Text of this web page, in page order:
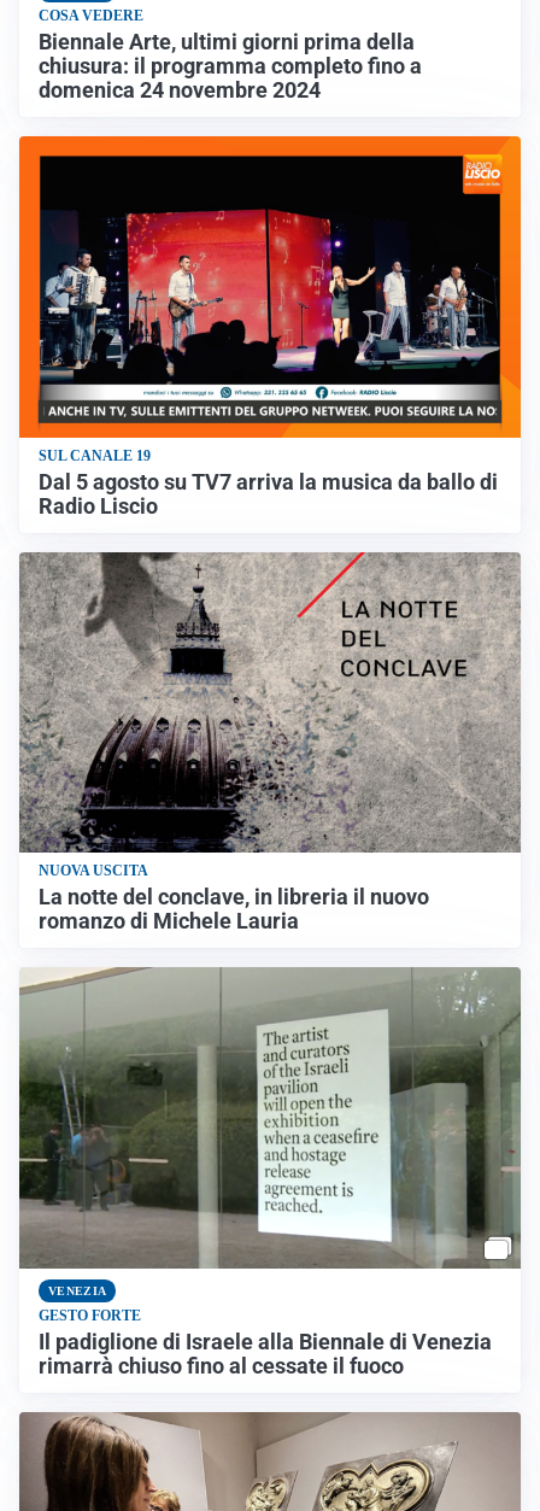
COSA VEDERE
Biennale Arte, ultimi giorni prima della
chiusura: il programma completo fino a
domenica 24 novembre 2024
SUL CANALE 19
Dal 5 agosto su TV7 arriva la musica da ballo di
Radio Liscio
NUOVA USCITA
La notte del conclave, in libreria il nuovo
romanzo di Michele Lauria
VENEZIA
GESTO FORTE
Il padiglione di Israele alla Biennale di Venezia
rimarrà chiuso fino al cessate il fuoco